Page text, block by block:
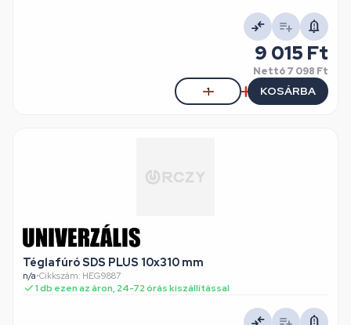
9 015 Ft
Nettó7 098 Ft
KOSÁRBA
Téglafúró SDS PLUS 10x310 mm
n/a•Cikkszám: HEG9887
1 db ezen az áron, 24-72 órás kiszállítással